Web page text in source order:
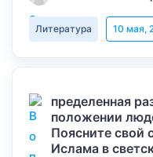
Литература 10 мая,
пределенная
положении
Поясните свой
Ислама в